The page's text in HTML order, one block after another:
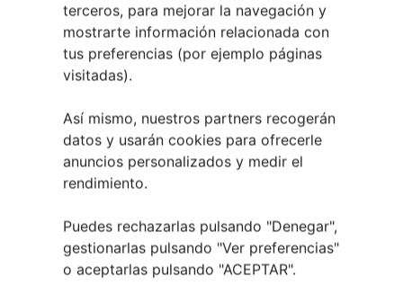
terceros, para mejorar la navegación y
mostrarte información relacionada con
tus preferencias (por ejemplo páginas
visitadas).
Así mismo, nuestros partners recogerán
datos y usarán cookies para ofrecerle
anuncios personalizados y medir el
rendimiento.
Puedes rechazarlas pulsando "Denegar",
gestionarlas pulsando "Ver preferencias"
o aceptarlas pulsando "ACEPTAR".
Berete Rock 2026 | Festival de Rock de
Chapela
Noticias de Ourenseplan
Festival Noites Teatrais de Vilamarín 2026
julio, 2026
2026
A bailar! | Espectáculo en Baños de Molga
mayo, 2026